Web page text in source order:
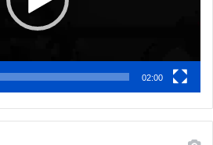
02:00